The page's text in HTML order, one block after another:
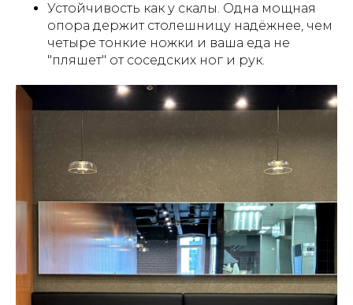
Устойчивость как у скалы. Одна мощная
опора держит столешницу надёжнее, чем
четыре тонкие ножки и ваша еда не
"пляшет" от соседских ног и рук.